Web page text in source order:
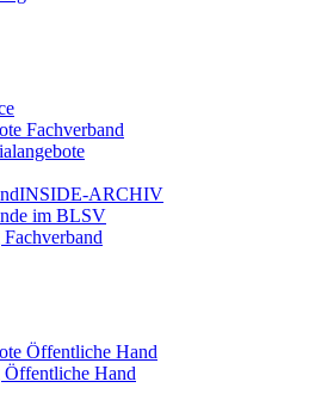
Fachverband
ARCHIV
im BLSV
Öffent­li­che Hand
Öffent­li­che Hand